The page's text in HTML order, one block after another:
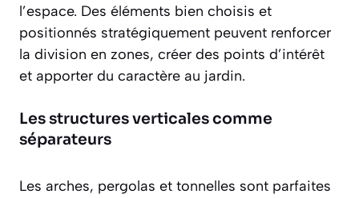
l’espace. Des éléments bien choisis et
positionnés stratégiquement peuvent renforcer
la division en zones, créer des points d’intérêt
et apporter du caractère au jardin.
Les structures verticales comme
séparateurs
Les arches, pergolas et tonnelles sont parfaites